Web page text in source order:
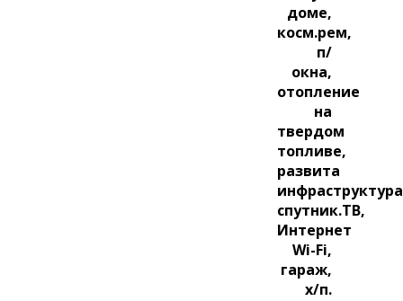
доме,
косм.рем,
п/
окна,
отопление
на
твердом
топливе,
развита
спутник.ТВ,
Интернет
Wi-Fi,
гараж,
х/п.